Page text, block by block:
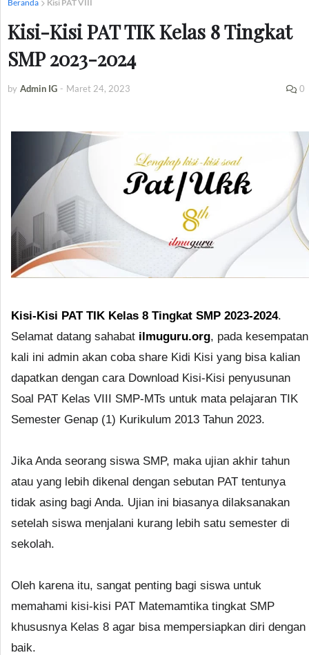
Beranda Kisi PAT VIII
Kisi-Kisi PAT TIK Kelas 8 Tingkat
SMP 2023-2024
by Admin IG - Maret 24, 2023 0
Kisi-Kisi PAT TIK Kelas 8 Tingkat SMP 2023-2024.
Selamat datang sahabat ilmuguru.org, pada kesempatan
kali ini admin akan coba share Kidi Kisi yang bisa kalian
dapatkan dengan cara Download Kisi-Kisi penyusunan
Soal PAT Kelas VIII SMP-MTs untuk mata pelajaran TIK
Semester Genap (1) Kurikulum 2013 Tahun 2023.
Jika Anda seorang siswa SMP, maka ujian akhir tahun
atau yang lebih dikenal dengan sebutan PAT tentunya
tidak asing bagi Anda. Ujian ini biasanya dilaksanakan
setelah siswa menjalani kurang lebih satu semester di
sekolah.
Oleh karena itu, sangat penting bagi siswa untuk
memahami kisi-kisi PAT Matemamtika tingkat SMP
khususnya Kelas 8 agar bisa mempersiapkan diri dengan
baik.